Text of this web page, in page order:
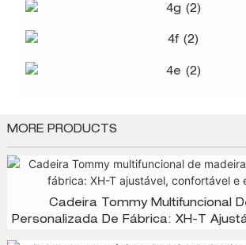
MORE PRODUCTS
Cadeira Tommy Multifuncional
Personalizada De Fábrica: XH-T